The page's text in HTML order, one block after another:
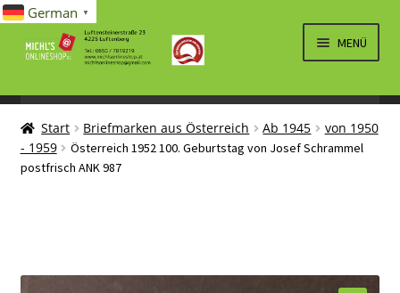
Navigation
Inhalt
MENÜ
SPIELWAREN/BAUSÄTZE
ÖFFNEN
ELEKTRO
ÖFFNEN
LÜFTUNG, HEIZUNG, KLIMA
ÖFFNEN
Start Briefmarken aus Österreich Ab 1945
von 1950
- 1959
Österreich 1952 100. Geburtstag von Josef Schrammel
postfrisch ANK 987
German ▼